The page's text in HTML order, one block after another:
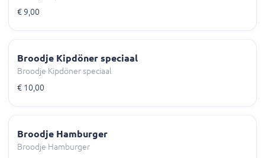
€ 9,00
Broodje Kipdöner speciaal
Broodje Kipdöner speciaal
€ 10,00
Broodje Hamburger
Broodje Hamburger